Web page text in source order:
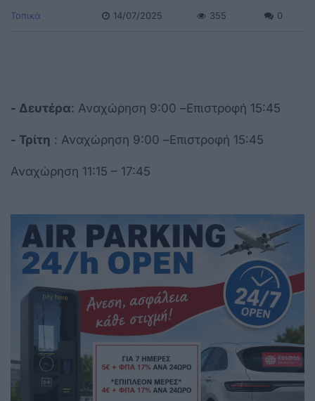
Τοπικά 14/07/2025 355 0
- Δευτέρα: Αναχώρηση 9:00 –Επιστροφή 15:45
- Τρίτη : Αναχώρηση 9:00 –Επιστροφή 15:45
Αναχώρηση 11:15 – 17:45